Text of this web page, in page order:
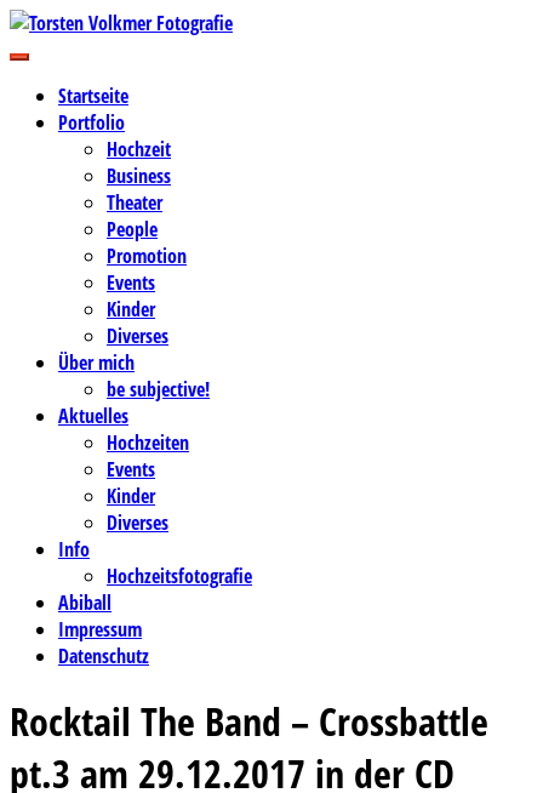
Zum
Inhalt
Torsten Volkmer Fotografie
Business-, Portrait- und Hochzeitsfotografie
Startseite
Portfolio
Hochzeit
Business
Theater
People
Promotion
Events
Kinder
Diverses
Über mich
be subjective!
Aktuelles
Hochzeiten
Events
Kinder
Diverses
Info
Hochzeitsfotografie
Abiball
Impressum
Datenschutz
Rocktail The Band – Crossbattle
pt.3 am 29.12.2017 in der CD